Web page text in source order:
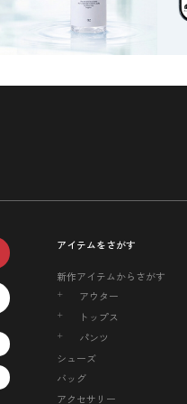
アイテムをさがす
新作アイテムからさがす
アウター
トップス
パンツ
シューズ
バッグ
アクセサリー